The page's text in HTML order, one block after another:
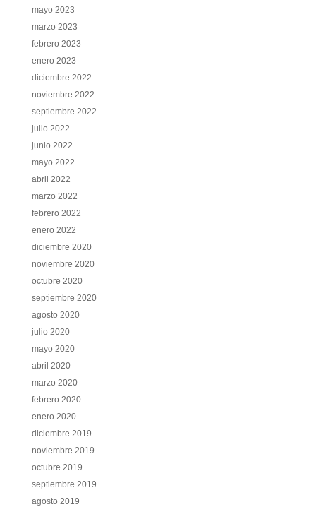
mayo 2023
marzo 2023
febrero 2023
enero 2023
diciembre 2022
noviembre 2022
septiembre 2022
julio 2022
junio 2022
mayo 2022
abril 2022
marzo 2022
febrero 2022
enero 2022
diciembre 2020
noviembre 2020
octubre 2020
septiembre 2020
agosto 2020
julio 2020
mayo 2020
abril 2020
marzo 2020
febrero 2020
enero 2020
diciembre 2019
noviembre 2019
octubre 2019
septiembre 2019
agosto 2019